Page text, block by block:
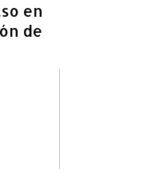
en
de